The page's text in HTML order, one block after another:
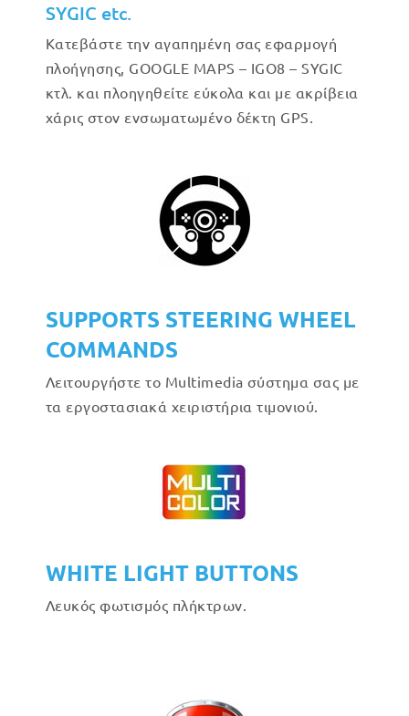
SYGIC etc.
Κατεβάστε την αγαπημένη σας εφαρμογή
πλοήγησης, GOOGLE MAPS – IGO8 – SYGIC
κτλ. και πλοηγηθείτε εύκολα και με ακρίβεια
χάρις στον ενσωματωμένο δέκτη GPS.
SUPPORTS STEERING WHEEL
COMMANDS
Λειτουργήστε το Multimedia σύστημα σας με
τα εργοστασιακά χειριστήρια τιμονιού.
WHITE LIGHT BUTTONS
Λευκός φωτισμός πλήκτρων.